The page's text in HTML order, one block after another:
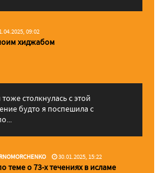
09:02
хиджабом
столкнулась с этой
будто я поспешила с
30.01.2025, 15:22
теме о 73-х течениях в исламе